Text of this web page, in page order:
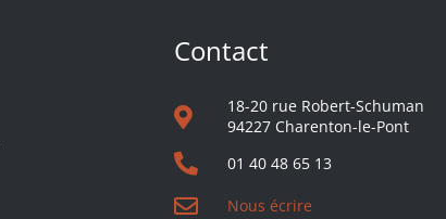
Contact
18-20 rue Robert-Schuman
94227 Charenton-le-Pont
01 40 48 65 13
Nous écrire